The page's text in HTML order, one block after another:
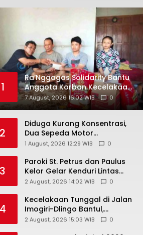
1
Ra’Nggagas Solidarity Bantu
Anggota Korban Kecelakaan,
Totok Gogon: Solidaritas
Harus Jadi Tindakan Nyata
7 August, 2026 16:02 WIB 0
2
Diduga Kurang Konsentrasi,
Dua Sepeda Motor
Bertabrakan di Gading
1 August, 2026 12:29 WIB 0
3
Paroki St. Petrus dan Paulus
Kelor Gelar Kenduri Lintas
Iman, Perkuat Kerukunan di
2 August, 2026 14:02 WIB 0
4
Kecelakaan Tunggal di Jalan
Imogiri-Dlingo Bantul,
Daihatsu Xenia Terjun ke
2 August, 2026 15:03 WIB 0